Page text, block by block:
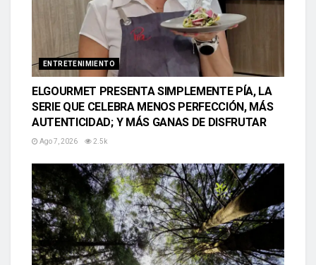
ENTRETENIMIENTO
ELGOURMET PRESENTA SIMPLEMENTE PÍA, LA
SERIE QUE CELEBRA MENOS PERFECCIÓN, MÁS
AUTENTICIDAD; Y MÁS GANAS DE DISFRUTAR
Ago 7, 2026 2.5k